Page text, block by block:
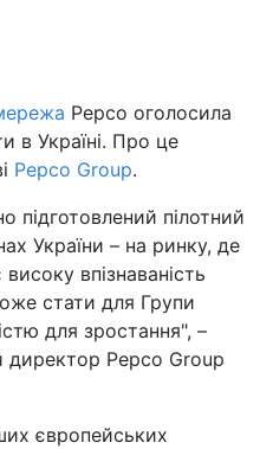
Війна
Політика
Світ
Наука
Лайт
Pepco оголосила
в Україні. Про це
Pepco Group.
підготовлений пілотний
України – на ринку, де
впізнаваність
стати для Групи
для зростання", –
директор Pepco Group
європейських